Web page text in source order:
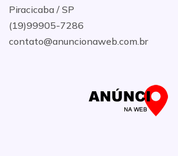
Piracicaba / SP
(19)99905-7286
contato@anuncionaweb.com.br